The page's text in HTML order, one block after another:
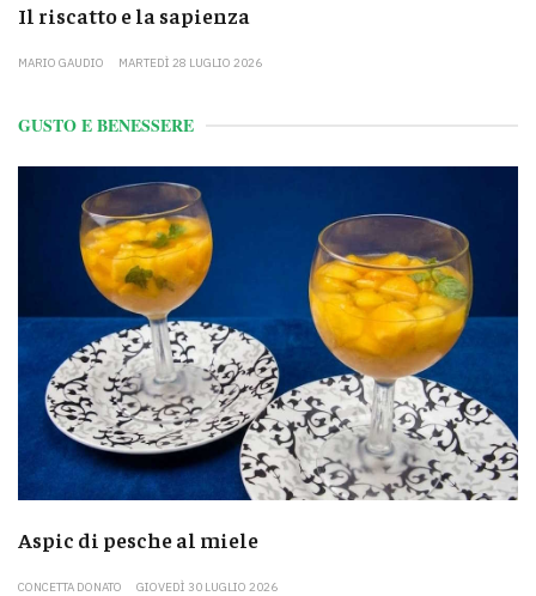
Il riscatto e la sapienza
MARIO GAUDIO MARTEDÌ 28 LUGLIO 2026
GUSTO E BENESSERE
Aspic di pesche al miele
CONCETTA DONATO GIOVEDÌ 30 LUGLIO 2026